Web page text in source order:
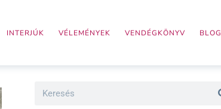
INTERJÚK VÉLEMÉNYEK VENDÉGKÖNYV BLOG
Search